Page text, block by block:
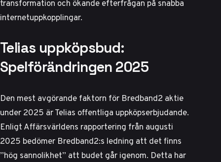
transformation och ökande efterfrågan på snabba
internetuppkopplingar.
Telias uppköpsbud:
Spelförändringen 2025
Den mest avgörande faktorn för Bredband2 aktie
under 2025 ärTelias offentliga uppköpserbjudande.
Enligt Affärsvärldens rapportering från augusti
2025 bedömer Bredband2:s ledning att det finns
”hög sannolikhet” att budet går igenom. Detta har